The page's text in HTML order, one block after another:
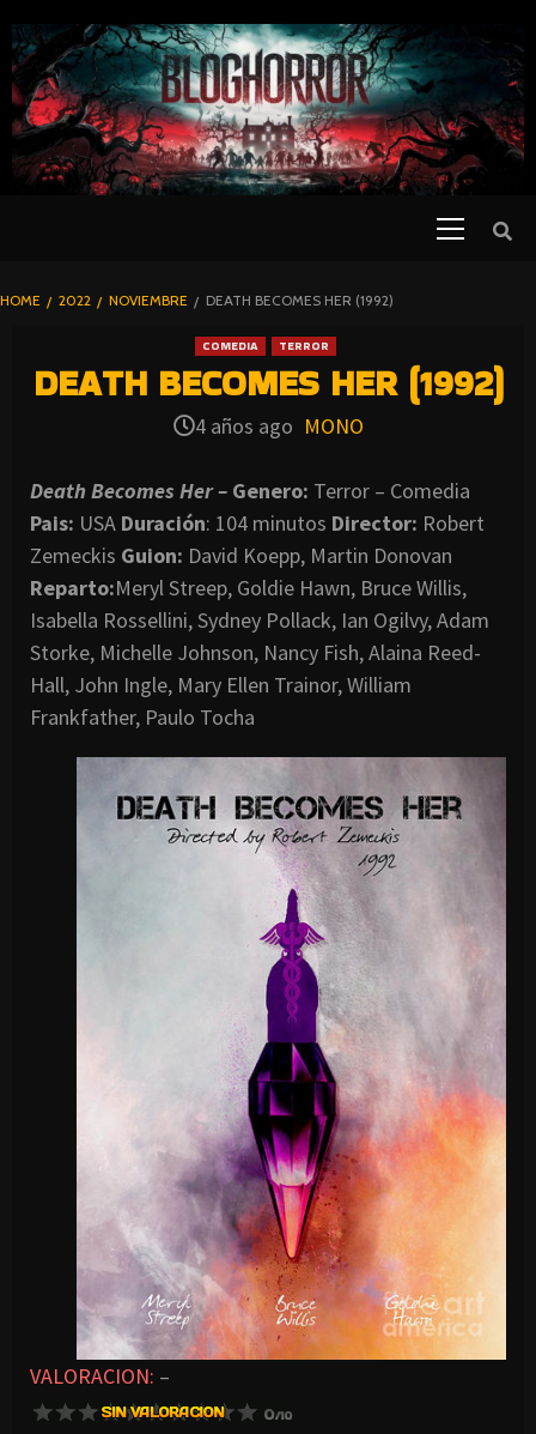
TO
CONTENT
BLOGHORROR
HOME 2022 NOVIEMBRE DEATH BECOMES HER (1992)
COMEDIA TERROR
DEATH BECOMES HER (1992)
4 años ago MONO
Death Becomes Her – Genero: Terror – Comedia
Pais: USA Duración: 104 minutos Director: Robert
Zemeckis Guion: David Koepp, Martin Donovan
Reparto:Meryl Streep, Goldie Hawn, Bruce Willis,
Isabella Rossellini, Sydney Pollack, Ian Ogilvy, Adam
Storke, Michelle Johnson, Nancy Fish, Alaina Reed-
Hall, John Ingle, Mary Ellen Trainor, William
Frankfather, Paulo Tocha
VALORACION: –